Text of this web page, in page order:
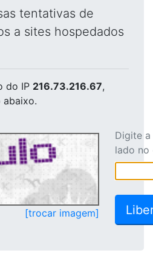
tentativas de
a sites hospedados
do IP 216.73.216.67,
abaixo.
[trocar imagem]
Digite
lado no